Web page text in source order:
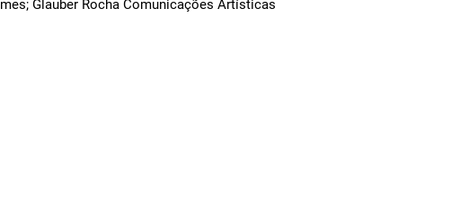
Glauber Rocha Comunicações Artísticas